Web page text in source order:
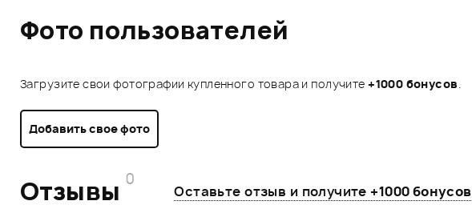
Фото пользователей
Загрузите свои фотографии купленного товара и получите+1000 бонусов.
Добавить свое фото
Отзывы 0
Оставьте отзыв и получите +1000 бонусов